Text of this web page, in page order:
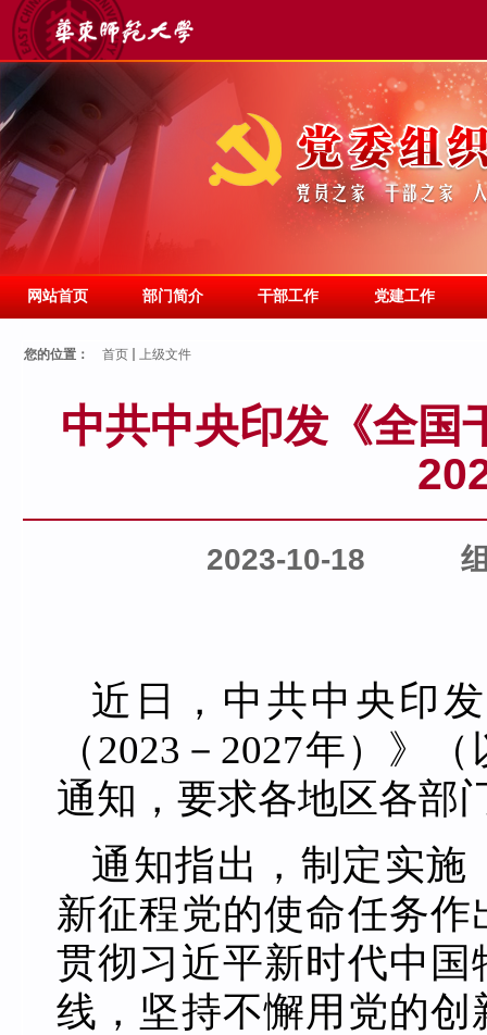
网站首页 部门简介 干部工作 党建工作
您的位置： 首页 上级文件
中共中央印发《全国
2023-10-18
近日，中共中央印
（2023－2027年）》
通知，要求各地区各部
通知指出，制定实施
新征程党的使命任务
贯彻习近平新时代中
线，坚持不懈用党的